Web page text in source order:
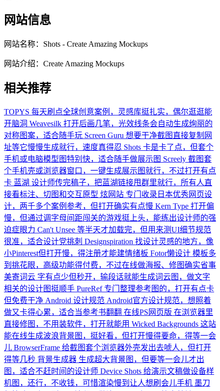
网站信息
网站名称： Shots - Create Amazing Mockups
网站介绍： Create Amazing Mockups
相关推荐
TOPYS 每天刷点全球创意案例，灵感库挺扎实，偶尔逛逛能
开脑洞 Weavesilk 打开后画几笔，光效线条会自动生成绚丽的
对称图案，适合随手玩 Screen Guru 想要干净截图直接复制网
址等它慢慢生成就行，速度真得忍 Shots 卡是卡了点，但套个
手机或电脑模型图特别快，适合随手做展示图 Screely 截图套
个手机壳或浏览器窗口，一键生成展示图就行，不过打开有点
卡 蓝湖 设计师传完稿子，把蓝湖链接甩群里就行，所有人直
接看标注、切图和交互原型 炫网站 专门收录日本优秀网页设
计，两千多个案例参考，但打开确实有点慢 Kern Type 打开偏
慢，但通过调字母间距闯关的游戏挺上头，能练出设计师的强
迫症眼力 Can't Unsee 等半天才加载完，但用来测UI细节规范
很准，适合设计党挑刺 Designspiration 找设计灵感的地方，像
小Pinterest但打开慢，得注册才能建情绪板 Fotor懒设计 模板多
到挑花眼，高级功能得付费，不过在线做海报、修图确实省事
美寄词云 字有点少但秒开，输段话就能生成词云图，做文字
相关的设计图挺顺手 PureRef 专门整理参考图的，打开有点卡
但免费干净 Android 设计规范 Android官方设计规范，想照着
做又卡得心累，适合当参考书翻翻 在线PS网页版 在浏览器里
直接修图，不用装软件，打开就能用 Wicked Backgrounds 这站
能在线生成波浪背景图，挺好看，但打开慢得要命，得等一会
儿 BrowserFrame 给截图套个浏览器外壳发出去唬人，但打开
得等几秒 背景生成器 生成超大背景图，但要等一会儿才出
图，适合不赶时间的设计师 Device Shots 给演示文稿做设备样
机图，还行，不收钱，可惜渲染慢到让人想刷会儿手机 墨刀